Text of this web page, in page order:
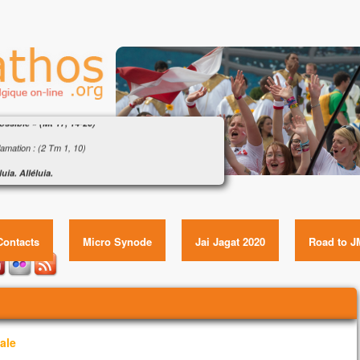
: « Si vous avez la foi, rien ne vous sera
» (Mt 17, 14-20)
: (2 Tm 1, 10)
Alléluia.
Sauveur, le Christ Jésus, a détruit la mort ;
de Jésus Christ selon saint Matthieu
temps-là,
s'approcha de Jésus,
:
Évangile : « Si vous avez la foi, rien ne vous sera
Micro Synode Jai Jagat 2020 Road to